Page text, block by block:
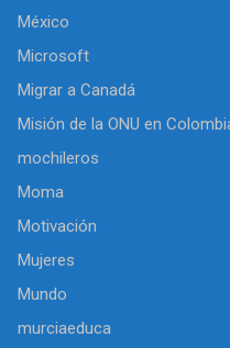
México
Microsoft
Migrar a Canadá
Misión de la ONU en
mochileros
Moma
Motivación
Mujeres
Mundo
murciaeduca